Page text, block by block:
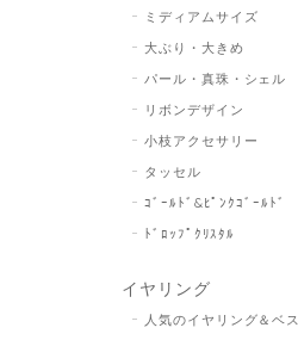
ミディアムサイズ
大ぶり・大きめ
パール・真珠・シェル
リボンデザイン
小枝アクセサリー
タッセル
ｺﾞｰﾙﾄﾞ&ﾋﾟﾝｸｺﾞｰﾙﾄﾞ
ﾄﾞﾛｯﾌﾟｸﾘｽﾀﾙ
イヤリング
人気のイヤリング＆ベ